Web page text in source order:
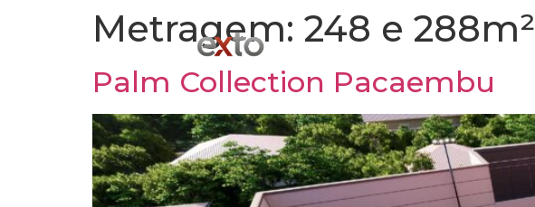
Metragem: 248 e 288m²
Palm Collection Pacaembu